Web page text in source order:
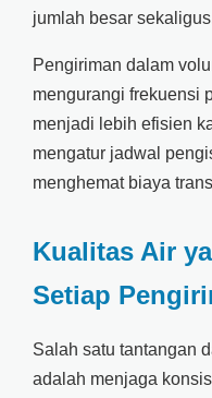
jumlah besar
Pengiriman dalam
mengurangi frekuensi
menjadi lebih efisien
mengatur jadwal
menghemat biaya
Kualitas Air
Setiap
Salah satu tantangan
adalah menjaga